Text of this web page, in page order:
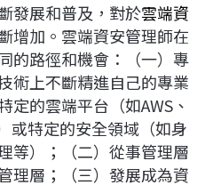
發展和普及，對於雲端資
增加。雲端資安管理師在
的路徑和機會：（一）專
術上不斷精進自己的專業
定的雲端平台（如AWS、
或特定的安全領域（如身
等）；（二）從事管理層
理層；（三）發展成為資